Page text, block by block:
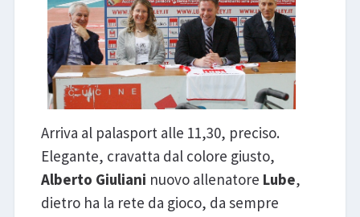
Arriva al palasport alle 11,30, preciso.
Elegante, cravatta dal colore giusto,
Alberto Giuliani nuovo allenatore Lube,
dietro ha la rete da gioco, da sempre